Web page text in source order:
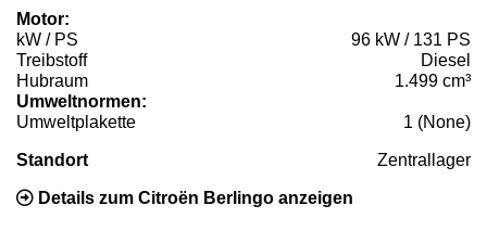
Motor:
kW / PS
96 kW / 131 PS
Treibstoff
Diesel
Hubraum
1.499 cm³
Umweltnormen:
Umweltplakette
1 (None)
Standort Zentrallager
Details zum Citroën Berlingo anzeigen